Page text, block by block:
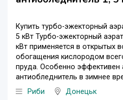
Купить турбо-эжекторный
5 кВт Турбо-эжекторный
кВт применяется в открытых
обогащения кислородом
пруда. Особенно эффективен
антиобледнитель в зимнее
Риби
Донецьк